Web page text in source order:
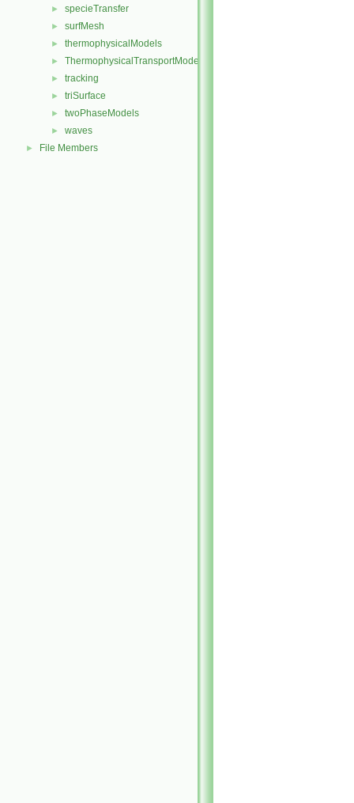
► specieTransfer
► surfMesh
► thermophysicalModels
► ThermophysicalTransportModels
► tracking
► triSurface
► twoPhaseModels
► waves
► File Members